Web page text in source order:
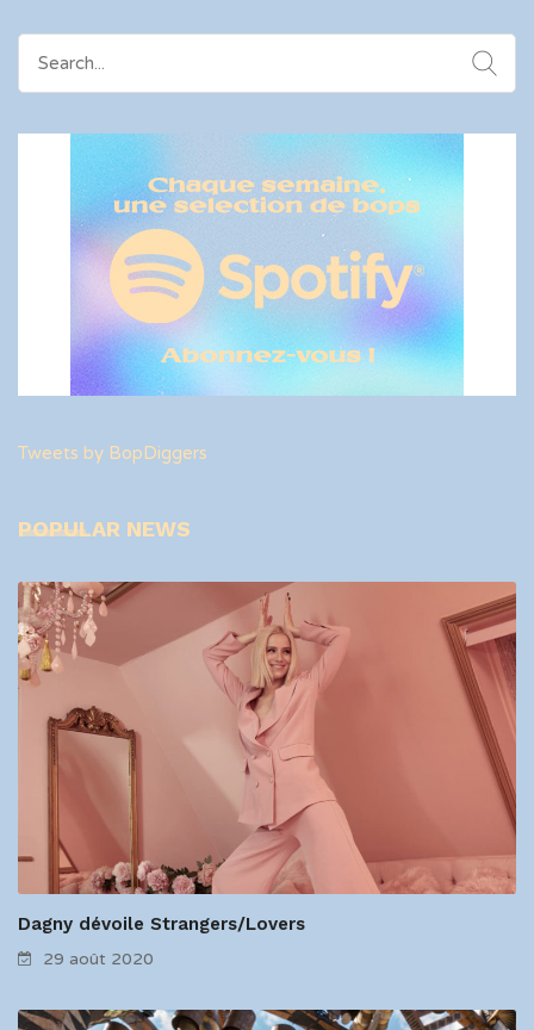
Tweets by BopDiggers
POPULAR NEWS
Dagny dévoile Strangers/Lovers
29 août 2020